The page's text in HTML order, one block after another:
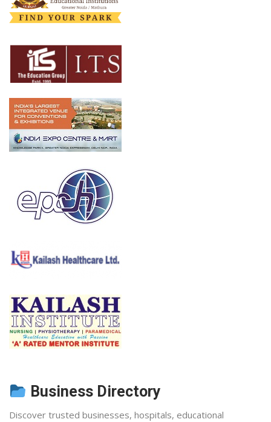
Business Directory
Discover trusted businesses, hospitals, educational